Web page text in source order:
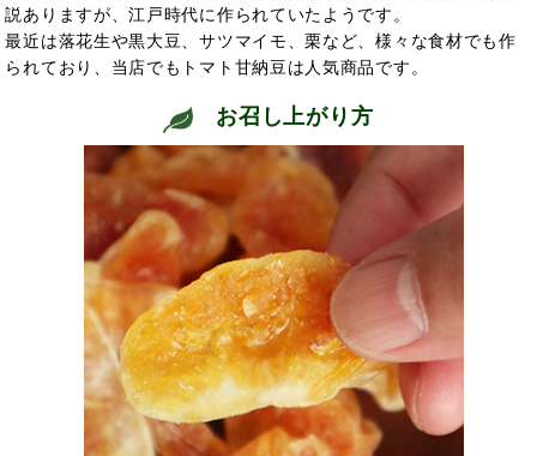
説ありますが、江戸時代に作られていたようです。
最近は落花生や黒大豆、サツマイモ、栗など、様々な食材でも作
られており、当店でもトマト甘納豆は人気商品です。
お召し上がり方